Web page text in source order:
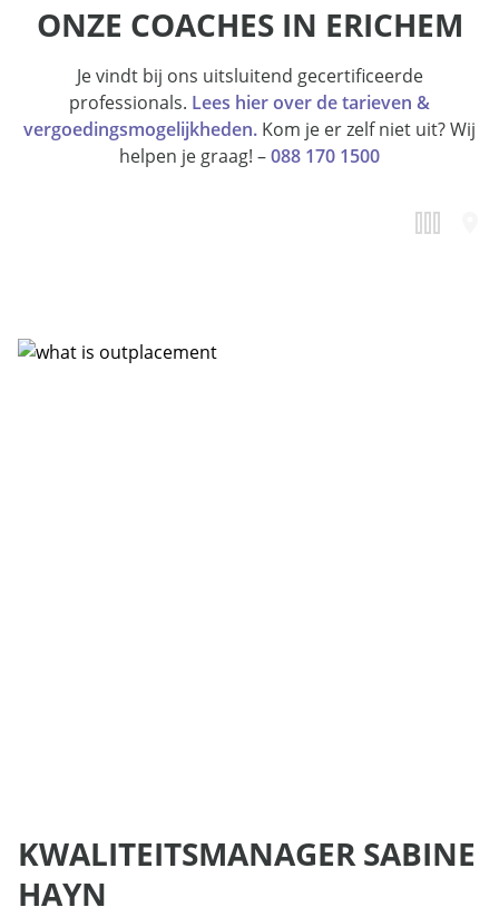
ONZE COACHES IN ERICHEM
Je vindt bij ons uitsluitend gecertificeerde
professionals. Lees hier over de tarieven &
vergoedingsmogelijkheden. Kom je er zelf niet uit? Wij
helpen je graag! –088 170 1500
KWALITEITSMANAGER SABINE
HAYN